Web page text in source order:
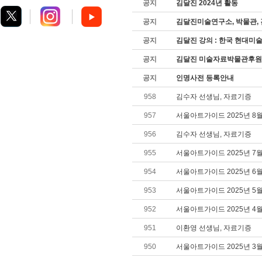
공지 김달진 2024년 활동
공지 김달진미술연구소, 박물관,
공지 김달진 강의 : 한국 현대미
공지 김달진 미술자료박물관후
공지 인명사전 등록안내
958 김수자 선생님, 자료기증
957 서울아트가이드 2025년 8
956 김수자 선생님, 자료기증
955 서울아트가이드 2025년 7
954 서울아트가이드 2025년 6
953 서울아트가이드 2025년 5
952 서울아트가이드 2025년 4
951 이환영 선생님, 자료기증
950 서울아트가이드 2025년 3